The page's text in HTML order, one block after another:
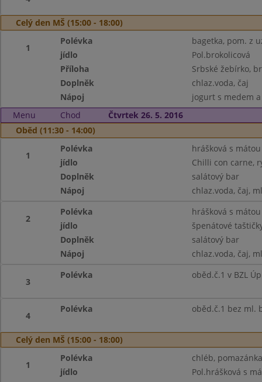
Celý den MŠ (15:00 - 18:00)
1
Polévka
bagetka, pom. z
jídlo
Pol.brokolicová
Příloha
Srbské žebírko,
Doplněk
chlaz.voda, čaj
Nápoj
jogurt s medem
Menu
Chod
Čtvrtek 26. 5. 2016
Oběd (11:30 - 14:00)
1
Polévka
hrášková s mátou
jídlo
Chilli con carne,
Doplněk
salátový bar
Nápoj
chlaz.voda, čaj,
2
Polévka
hrášková s mátou
jídlo
špenátové
Doplněk
salátový bar
Nápoj
chlaz.voda, čaj,
3
Polévka oběd.č.1 v BZL
4
Polévka oběd.č.1 bez ml.
Celý den MŠ (15:00 - 18:00)
1
Polévka
chléb,
jídlo
Pol.hrášková s